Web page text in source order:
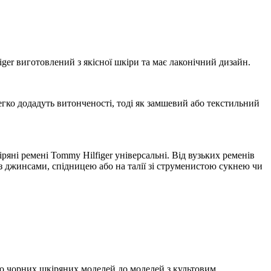
виготовлений з якісної шкіри та має лаконічний дизайн.
додадуть витонченості, тоді як замшевий або текстильний
ремені Tommy Hilfiger універсальні. Від вузьких ременів
спідницею або на талії зі струменистою сукнею чи